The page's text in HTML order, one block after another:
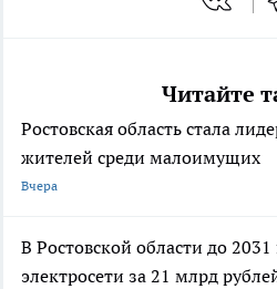
Читайте
Ростовская область стала
жителей среди малоимущих
Вчера
В Ростовской области до
электросети за 21 млрд